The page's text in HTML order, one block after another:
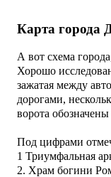
Карта города
А вот схема
Хорошо
зажатая между
дорогами,
ворота
Под цифрами
1 Триумфальная
2. Храм богини